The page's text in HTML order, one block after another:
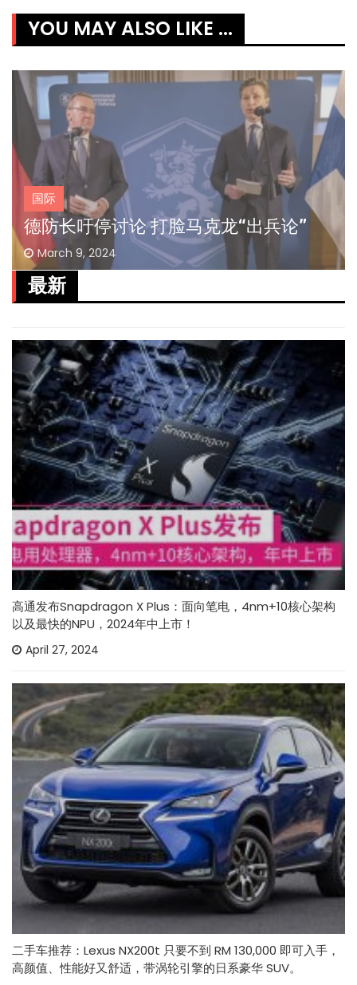
YOU MAY ALSO LIKE ...
国际
德防长吁停讨论 打脸马克龙“出兵论”
March 9, 2024
最新
高通发布Snapdragon X Plus：面向笔电，4nm+10核心架构
以及最快的NPU，2024年中上市！
April 27, 2024
二手车推荐：Lexus NX200t 只要不到 RM 130,000 即可入手，
高颜值、性能好又舒适，带涡轮引擎的日系豪华 SUV。